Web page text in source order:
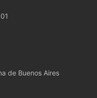
de Buenos Aires